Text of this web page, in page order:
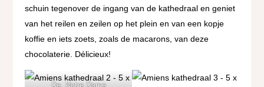
schuin tegenover de ingang van de kathedraal en geniet
van het reilen en zeilen op het plein en van een kopje
koffie en iets zoets, zoals de macarons, van deze
chocolaterie. Délicieux!
De. Notre Dame